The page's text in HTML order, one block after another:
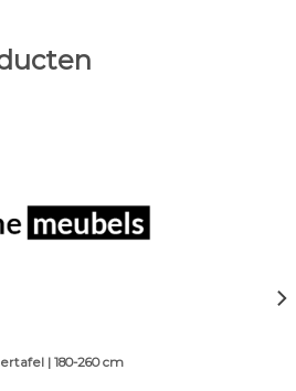
| 180-260 cm